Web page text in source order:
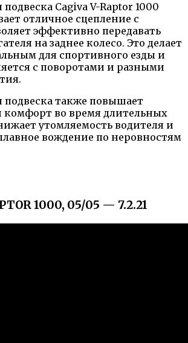
Cagiva V-Raptor 1000
отличное сцепление с
эффективно передавать
на заднее колесо. Это делает
для спортивного езды и
с поворотами и разными
подвеска также повышает
комфорт во время длительных
утомляемость водителя и
вождение по неровностям
1000, 05/05 — 7.2.21